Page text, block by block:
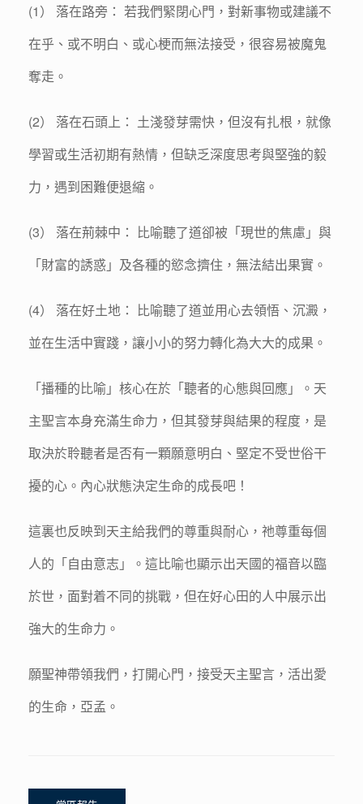
(1） 落在路旁： 若我們緊閉心門，對新事物或建議不
在乎、或不明白、或心梗而無法接受，很容易被魔鬼
奪走。
(2） 落在石頭上： 土淺發芽需快，但沒有扎根，就像
學習或生活初期有熱情，但缺乏深度思考與堅強的毅
力，遇到困難便退縮。
(3） 落在荊棘中： 比喻聽了道卻被「現世的焦慮」與
「財富的誘惑」及各種的慾念擠住，無法結出果實。
(4） 落在好土地： 比喻聽了道並用心去領悟、沉澱，
並在生活中實踐，讓小小的努力轉化為大大的成果。
「播種的比喻」核心在於「聽者的心態與回應」。天
主聖言本身充滿生命力，但其發芽與結果的程度，是
取決於聆聽者是否有一顆願意明白、堅定不受世俗干
擾的心。內心狀態決定生命的成長吧！
這裏也反映到天主給我們的尊重與耐心，祂尊重每個
人的「自由意志」。這比喻也顯示出天國的福音以臨
於世，面對着不同的挑戰，但在好心田的人中展示出
強大的生命力。
願聖神帶領我們，打開心門，接受天主聖言，活出愛
的生命，亞孟。